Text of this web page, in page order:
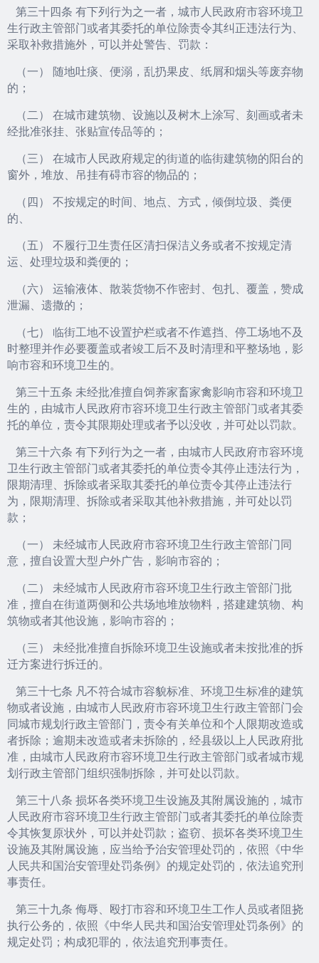
第三十四条 有下列行为之一者，城市人民政府市容环境卫
生行政主管部门或者其委托的单位除责令其纠正违法行为、
采取补救措施外，可以并处警告、罚款：
（一） 随地吐痰、便溺，乱扔果皮、纸屑和烟头等废弃物
的；
（二） 在城市建筑物、设施以及树木上涂写、刻画或者未
经批准张挂、张贴宣传品等的；
（三） 在城市人民政府规定的街道的临街建筑物的阳台的
窗外，堆放、吊挂有碍市容的物品的；
（四） 不按规定的时间、地点、方式，倾倒垃圾、粪便
的、
（五） 不履行卫生责任区清扫保洁义务或者不按规定清
运、处理垃圾和粪便的；
（六） 运输液体、散装货物不作密封、包扎、覆盖，赞成
泄漏、遗撒的；
（七） 临街工地不设置护栏或者不作遮挡、停工场地不及
时整理并作必要覆盖或者竣工后不及时清理和平整场地，影
响市容和环境卫生的。
第三十五条 未经批准擅自饲养家畜家禽影响市容和环境卫
生的，由城市人民政府市容环境卫生行政主管部门或者其委
托的单位，责令其限期处理或者予以没收，并可处以罚款。
第三十六条 有下列行为之一者，由城市人民政府市容环境
卫生行政主管部门或者其委托的单位责令其停止违法行为，
限期清理、拆除或者采取其委托的单位责令其停止违法行
为，限期清理、拆除或者采取其他补救措施，并可处以罚
款；
（一） 未经城市人民政府市容环境卫生行政主管部门同
意，擅自设置大型户外广告，影响市容的；
（二） 未经城市人民政府市容环境卫生行政主管部门批
准，擅自在街道两侧和公共场地堆放物料，搭建建筑物、构
筑物或者其他设施，影响市容的；
（三） 未经批准擅自拆除环境卫生设施或者未按批准的拆
迁方案进行拆迁的。
第三十七条 凡不符合城市容貌标准、环境卫生标准的建筑
物或者设施，由城市人民政府市容环境卫生行政主管部门会
同城市规划行政主管部门，责令有关单位和个人限期改造或
者拆除；逾期未改造或者未拆除的，经县级以上人民政府批
准，由城市人民政府市容环境卫生行政主管部门或者城市规
划行政主管部门组织强制拆除，并可处以罚款。
第三十八条 损坏各类环境卫生设施及其附属设施的，城市
人民政府市容环境卫生行政主管部门或者其委托的单位除责
令其恢复原状外，可以并处罚款；盗窃、损坏各类环境卫生
设施及其附属设施，应当给予治安管理处罚的，依照《中华
人民共和国治安管理处罚条例》的规定处罚的，依法追究刑
事责任。
第三十九条 侮辱、殴打市容和环境卫生工作人员或者阻挠
执行公务的，依照《中华人民共和国治安管理处罚条例》的
规定处罚；构成犯罪的，依法追究刑事责任。